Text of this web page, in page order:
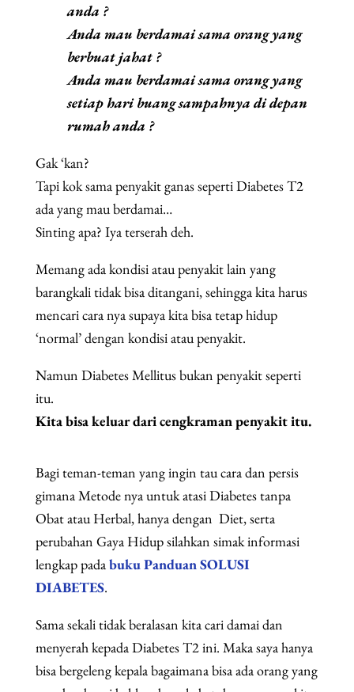
anda ?
Anda mau berdamai sama orang yang
berbuat jahat ?
Anda mau berdamai sama orang yang
setiap hari buang sampahnya di depan
rumah anda ?
Gak ‘kan?
Tapi kok sama penyakit ganas seperti Diabetes T2
ada yang mau berdamai…
Sinting apa? Iya terserah deh.
Memang ada kondisi atau penyakit lain yang
barangkali tidak bisa ditangani, sehingga kita harus
mencari cara nya supaya kita bisa tetap hidup
‘normal’ dengan kondisi atau penyakit.
Namun Diabetes Mellitus bukan penyakit seperti
itu.
Kita bisa keluar dari cengkraman penyakit itu.
Bagi teman-teman yang ingin tau cara dan persis
gimana Metode nya untuk atasi Diabetes tanpa
Obat atau Herbal, hanya dengan Diet, serta
perubahan Gaya Hidup silahkan simak informasi
lengkap padabuku Panduan SOLUSI
DIABETES.
Sama sekali tidak beralasan kita cari damai dan
menyerah kepada Diabetes T2 ini. Maka saya hanya
bisa bergeleng kepala bagaimana bisa ada orang yang